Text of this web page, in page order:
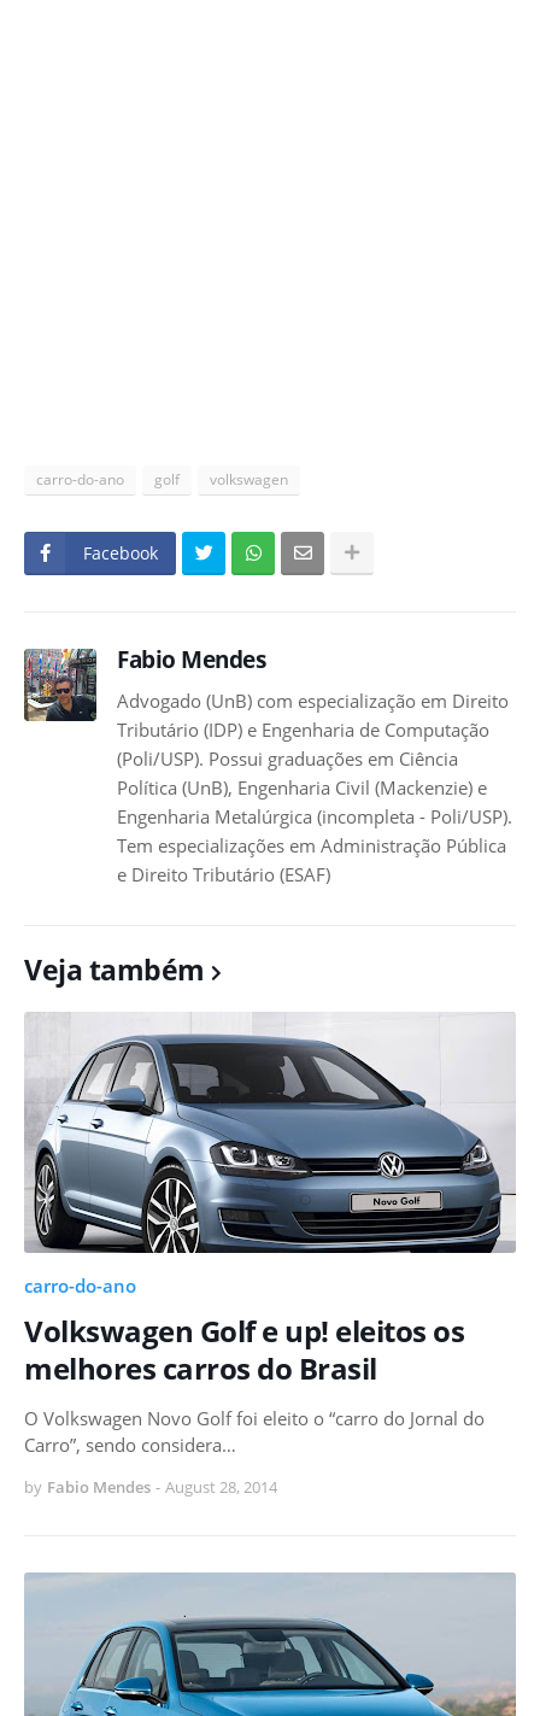
carro-do-ano golf volkswagen
Facebook
Fabio Mendes
Advogado (UnB) com especialização em Direito
Tributário (IDP) e Engenharia de Computação
(Poli/USP). Possui graduações em Ciência
Política (UnB), Engenharia Civil (Mackenzie) e
Engenharia Metalúrgica (incompleta - Poli/USP).
Tem especializações em Administração Pública
e Direito Tributário (ESAF)
Veja também
carro-do-ano
Volkswagen Golf e up! eleitos os
melhores carros do Brasil
O Volkswagen Novo Golf foi eleito o “carro do Jornal do
Carro”, sendo considera…
by Fabio Mendes - August 28, 2014